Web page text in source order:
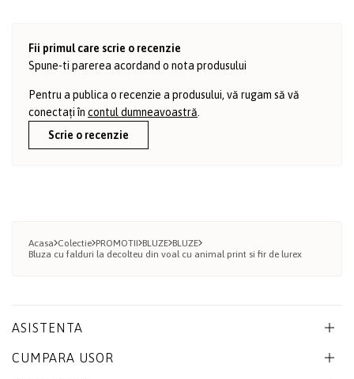
Fii primul care scrie o recenzie
Spune-ti parerea acordand o nota produsului
Pentru a publica o recenzie a produsului, vă rugam să vă
conectați în contul dumneavoastră
Scrie o recenzie
Acasa Colectie PROMOTII BLUZE BLUZE
Bluza cu falduri la decolteu din voal cu animal print si fir de lurex
ASISTENTA
CUMPARA USOR